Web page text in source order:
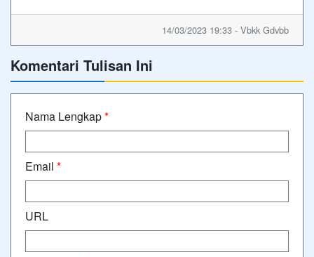
14/03/2023 19:33 - Vbkk Gdvbb
Komentari Tulisan Ini
Nama Lengkap*
Email *
URL